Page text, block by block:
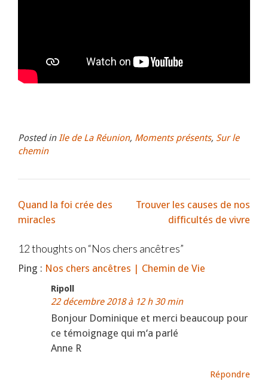
Posted inIle de La Réunion, Moments présents, Sur le
chemin
Quand la foi crée des
miracles
Trouver les causes de nos
difficultés de vivre
12 thoughts on “Nos chers ancêtres”
Ping : Nos chers ancêtres | Chemin de Vie
Ripoll
22 décembre 2018 à 12 h 30 min
Bonjour Dominique et merci beaucoup pour
ce témoignage qui m‘a parlé
Anne R
Répondre